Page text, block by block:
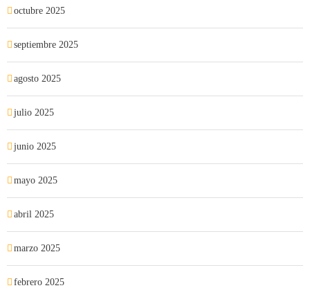
octubre 2025
septiembre 2025
agosto 2025
julio 2025
junio 2025
mayo 2025
abril 2025
marzo 2025
febrero 2025